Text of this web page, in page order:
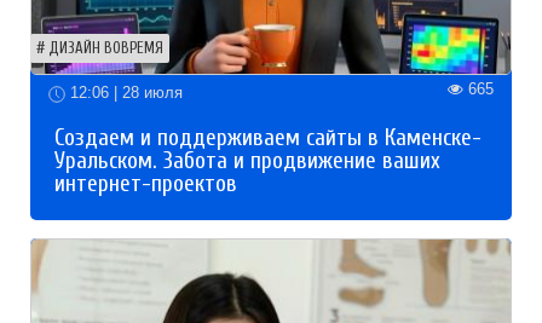
ДИЗАЙН ВОВРЕМЯ
12:06 | 28 июля 665
Создаем и поддерживаем сайты в Каменске-
Уральском. Забота и продвижение ваших
интернет-проектов